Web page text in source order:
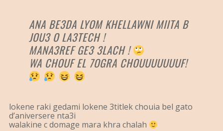
ANA BE3DA LYOM KHELLAWNI MIITA B
JOU3 O LA3TECH !
MANA3REF GE3 3LACH !
WA CHOUF EL 7OGRA CHOUUUUUUUF!
lokene raki gedami lokene 3titlek chouia bel gato
d’aniversere nta3i
walakine c domage mara khra chalah